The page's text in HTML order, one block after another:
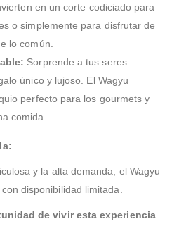
en un corte codiciado para
o simplemente para disfrutar de
lo común.
Sorprende a tus seres
único y lujoso. El Wagyu
perfecto para los gourmets y
comida.
y la alta demanda, el Wagyu
disponibilidad limitada.
de vivir esta experiencia